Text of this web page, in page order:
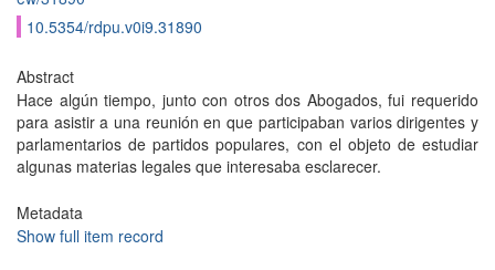
10.5354/rdpu.v0i9.31890
Abstract
Hace algún tiempo, junto con otros dos Abogados, fui requerido
para asistir a una reunión en que participaban varios dirigentes y
parlamentarios de partidos populares, con el objeto de estudiar
algunas materias legales que interesaba esclarecer.
Metadata
Show full item record